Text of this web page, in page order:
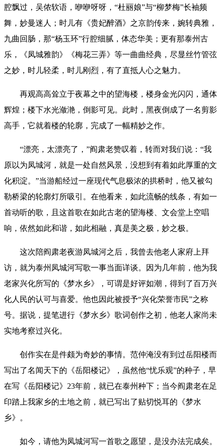
腔飘过，吴侬软语，咿咿呀呀，“杜丽娘”与“柳梦梅”长袖频
舞，妙曼迷人；时儿有《贵妃醉酒》之京韵传来，婉转典雅，
九曲回肠，那“杨玉环”行腔细腻，体态华美；更有那泰州古
乐，《凤城雅韵》《梅花三弄》等一曲曲经典，尽显丝竹管弦
之妙，时儿轻柔，时儿刚烈，有了直抵人心之魅力。
再观高高耸立于夜幕之中的望海楼，楼身金光闪闪，通体
辉煌；楼下水光潋滟，倒影可见。此时，黑夜倒成了一名剪影
高手，它就着楼的轮廓，完成了一幅精妙之作。
“漂亮，太漂亮了，”阎肃老赞叹着，转而对我们说：“我
原以为凤城河，就是一处自然风景，没想到有着如此厚重的文
化积淀。”当游船经过一座现代气息极浓的拱桥时，他又被勾
勒桥梁的轮廓灯所吸引。在他看来，如此流畅的线条，有如一
首动听的歌，且这首歌在如此古老的望海楼、文会堂上空唱
响，依然如此和谐，如此相融，真是美之极，妙之极。
这次陪阎肃老夜游凤城河之后，我曾去他老人家府上拜
访，就为泰州凤城河写歌一事当面详谈。因为几年前，他为我
老家兴化所写的《梦水乡》，可谓是好评如潮，得到了百万兴
化人民的认可与喜爱。他也因此被授予“兴化荣誉市民”之称
号。据说，提笔进行《梦水乡》歌词创作之初，他老人家尚未
实地考察过兴化。
创作实在是件颇为奇妙的事情。范仲淹没有到过岳阳楼而
写出了名闻天下的《岳阳楼记》，虽然他“忧乐观”的种子，早
在写《岳阳楼记》23年前，就已在泰州种下；当今阎肃老在足
印踏上我家乡的土地之前，就已写出了贴切悦耳的《梦水
乡》。
如今，请他为凤城河写一首歌之愿望，是没办法完成矣。